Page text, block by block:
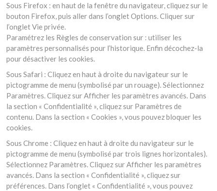
Sous Firefox : en haut de la fenêtre du navigateur, cliquez sur le
bouton Firefox, puis aller dans l’onglet Options. Cliquer sur
l’onglet Vie privée.
Paramétrez les Règles de conservation sur : utiliser les
paramètres personnalisés pour l’historique. Enfin décochez-la
pour désactiver les cookies.
Sous Safari : Cliquez en haut à droite du navigateur sur le
pictogramme de menu (symbolisé par un rouage). Sélectionnez
Paramètres. Cliquez sur Afficher les paramètres avancés. Dans
la section « Confidentialité », cliquez sur Paramètres de
contenu. Dans la section « Cookies », vous pouvez bloquer les
cookies.
Sous Chrome : Cliquez en haut à droite du navigateur sur le
pictogramme de menu (symbolisé par trois lignes horizontales).
Sélectionnez Paramètres. Cliquez sur Afficher les paramètres
avancés. Dans la section « Confidentialité », cliquez sur
préférences. Dans l’onglet « Confidentialité », vous pouvez